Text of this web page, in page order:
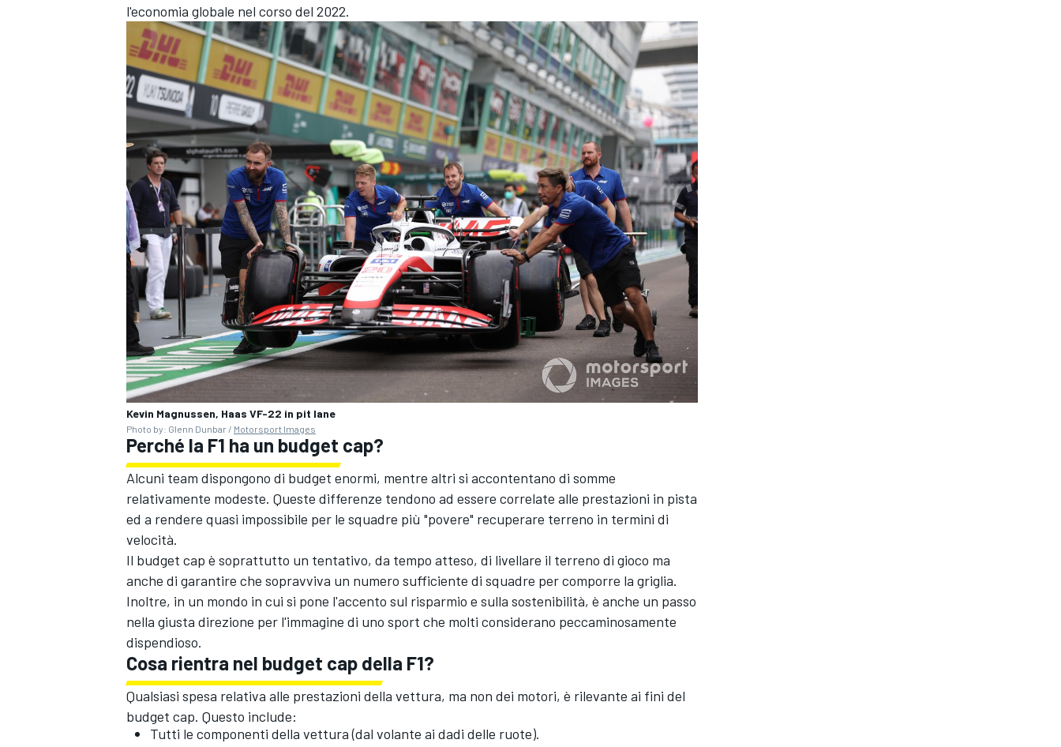
ENDURANCE/GT
MONOMARCA
l'economia globale nel corso del 2022.
Kevin Magnussen, Haas VF-22 in pit lane
Photo by: Glenn Dunbar / Motorsport Images
Perché la F1 ha un budget cap?
Alcuni team dispongono di budget enormi, mentre altri si accontentano di somme
relativamente modeste. Queste differenze tendono ad essere correlate alle prestazioni in pista
ed a rendere quasi impossibile per le squadre più "povere" recuperare terreno in termini di
velocità.
Il budget cap è soprattutto un tentativo, da tempo atteso, di livellare il terreno di gioco ma
anche di garantire che sopravviva un numero sufficiente di squadre per comporre la griglia.
Inoltre, in un mondo in cui si pone l'accento sul risparmio e sulla sostenibilità, è anche un passo
nella giusta direzione per l'immagine di uno sport che molti considerano peccaminosamente
dispendioso.
Cosa rientra nel budget cap della F1?
Qualsiasi spesa relativa alle prestazioni della vettura, ma non dei motori, è rilevante ai fini del
budget cap. Questo include:
Tutti le componenti della vettura (dal volante ai dadi delle ruote).